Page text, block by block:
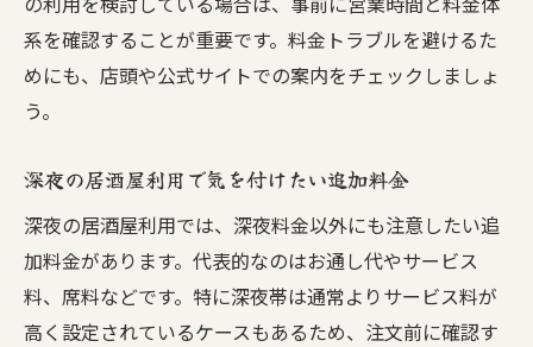
系を確認することが重要です。料金トラブルを避けるた
めにも、店頭や公式サイトでの案内をチェックしましょ
う。
深夜の居酒屋利用で気を付けたい追加料金
深夜の居酒屋利用では、深夜料金以外にも注意したい追
加料金があります。代表的なのはお通し代やサービス
料、席料などです。特に深夜帯は通常よりサービス料が
高く設定されているケースもあるため、注文前に確認す